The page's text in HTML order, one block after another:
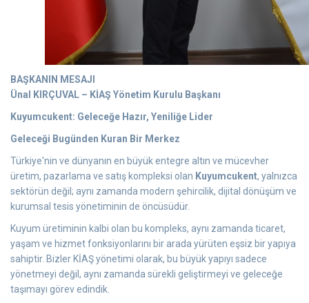
BAŞKANIN MESAJI
Ünal KIRÇUVAL – KİAŞ Yönetim Kurulu Başkanı
Kuyumcukent: Geleceğe Hazır, Yeniliğe Lider
Geleceği Bugünden Kuran Bir Merkez
Türkiye'nin ve dünyanın en büyük entegre altın ve mücevher
üretim, pazarlama ve satış kompleksi olan Kuyumcukent, yalnızca
sektörün değil; aynı zamanda modern şehircilik, dijital dönüşüm ve
kurumsal tesis yönetiminin de öncüsüdür.
Kuyum üretiminin kalbi olan bu kompleks, aynı zamanda ticaret,
yaşam ve hizmet fonksiyonlarını bir arada yürüten eşsiz bir yapıya
sahiptir. Bizler KİAŞ yönetimi olarak, bu büyük yapıyı sadece
yönetmeyi değil, aynı zamanda sürekli geliştirmeyi ve geleceğe
taşımayı görev edindik.